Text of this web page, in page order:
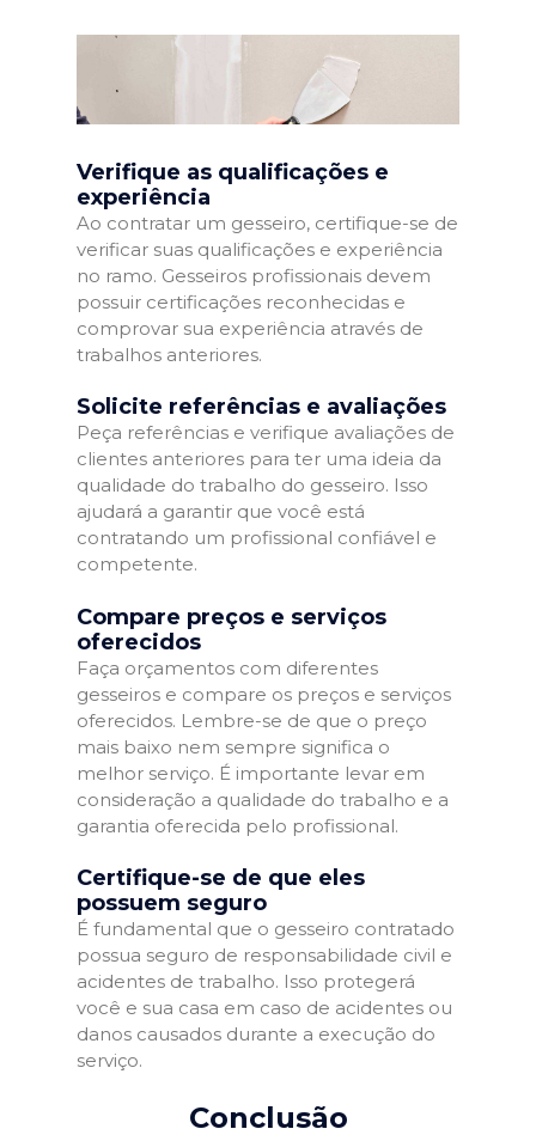
Verifique as qualificações e
experiência
Ao contratar um gesseiro, certifique-se de
verificar suas qualificações e experiência
no ramo. Gesseiros profissionais devem
possuir certificações reconhecidas e
comprovar sua experiência através de
trabalhos anteriores.
Solicite referências e avaliações
Peça referências e verifique avaliações de
clientes anteriores para ter uma ideia da
qualidade do trabalho do gesseiro. Isso
ajudará a garantir que você está
contratando um profissional confiável e
competente.
Compare preços e serviços
oferecidos
Faça orçamentos com diferentes
gesseiros e compare os preços e serviços
oferecidos. Lembre-se de que o preço
mais baixo nem sempre significa o
melhor serviço. É importante levar em
consideração a qualidade do trabalho e a
garantia oferecida pelo profissional.
Certifique-se de que eles
possuem seguro
É fundamental que o gesseiro contratado
possua seguro de responsabilidade civil e
acidentes de trabalho. Isso protegerá
você e sua casa em caso de acidentes ou
danos causados durante a execução do
serviço.
Conclusão